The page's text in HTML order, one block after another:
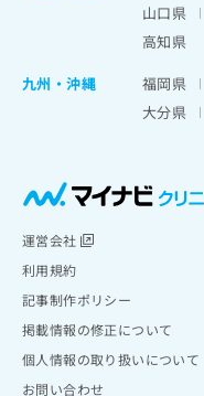
山口県
高知県
九州・沖縄
福岡県
大分県
運営会社
利用規約
記事制作ポリシー
掲載情報の修正について
個人情報の取り扱いについて
お問い合わせ